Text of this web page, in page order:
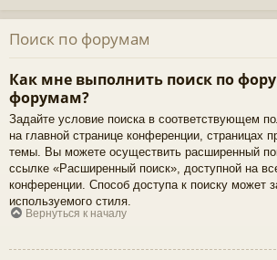
Поиск по форумам
Как мне выполнить поиск по
форумам?
Задайте условие поиска в соответствующем
на главной странице конференции, страницах
темы. Вы можете осуществить расширенный
ссылке «Расширенный поиск», доступной на
конференции. Способ доступа к поиску может
используемого стиля.
Вернуться к началу